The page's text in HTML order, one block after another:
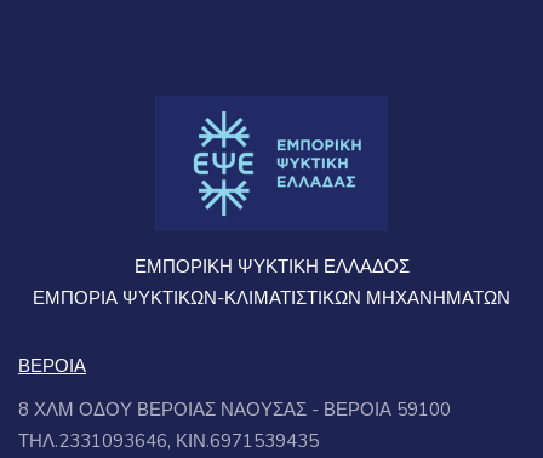
ΕΜΠΟΡΙΚΗ ΨΥΚΤΙΚΗ ΕΛΛΑΔΟΣ
ΕΜΠΟΡΙΑ ΨΥΚΤΙΚΩΝ-ΚΛΙΜΑΤΙΣΤΙΚΩΝ ΜΗΧΑΝΗΜΑΤΩΝ
ΒΕΡΟΙΑ
8 ΧΛΜ ΟΔΟΥ ΒΕΡΟΙΑΣ ΝΑΟΥΣΑΣ - ΒΕΡΟΙΑ 59100
ΤΗΛ.2331093646, ΚΙΝ.6971539435